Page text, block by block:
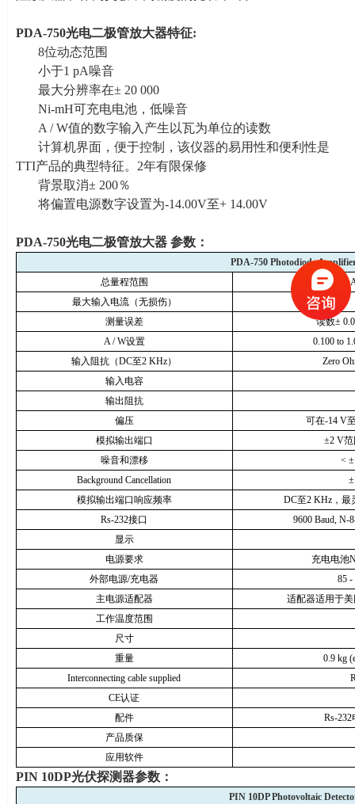
PDA-750光电二极管放大器特征:
8位动态范围
小于1 pA噪音
最大分辨率在± 20 000
Ni-mH可充电电池，低噪音
A / W值的数字输入产生以瓦为单位的读数
计算机界面，便于控制，该仪器的易用性和便利性是
TTI产品的典型特征。 2年有限保修
背景取消± 200％
将偏置电源数字设置为-14.00V至+ 14.00V
PDA-750光电二极管放大器 参数：
PDA-750 Photodiode
总量程范围
± 20
最大输入电流（无损伤）
测量误差
读数±
A / W设置
0.100 to
输入阻抗（DC至2 KHz）
Zero
输入电容
输出阻抗
偏压
可在-14 V
模拟输出端口
±2 V
噪音和漂移
< ±
Background Cancellation
±
模拟输出端口响应频率
DC至2 KHz，最
Rs-232接口
9600 Baud, N-
显示
电源要求
充电电池
外部电源/充电器
85
主电源适配器
适配器适用于
工作温度范围
尺寸
重量
0.9 kg
Interconnecting cable supplied
CE认证
配件
Rs-232
产品质保
应用软件
PIN 10DP光伏探测器参数：
PIN 10DP Photovoltaic